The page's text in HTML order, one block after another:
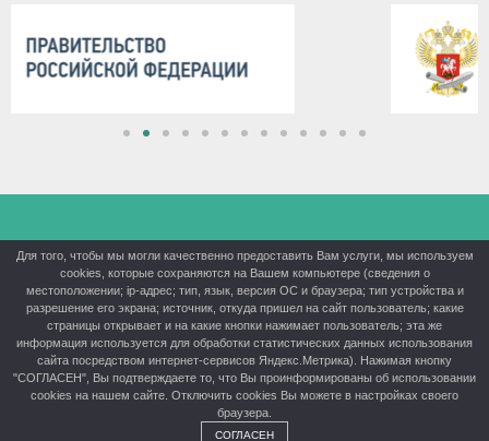
КГБПОУ «Красноярский аграрный техникум» ©® 2026
Политика конфиденциальности
Для того, чтобы мы могли качественно предоставить Вам услуги, мы используем
cookies, которые сохраняются на Вашем компьютере (сведения о
местоположении; ip-адрес; тип, язык, версия ОС и браузера; тип устройства и
разрешение его экрана; источник, откуда пришел на сайт пользователь; какие
страницы открывает и на какие кнопки нажимает пользователь; эта же
информация используется для обработки статистических данных использования
сайта посредством интернет-сервисов Яндекс.Метрика). Нажимая кнопку
"СОГЛАСЕН", Вы подтверждаете то, что Вы проинформированы об использовании
cookies на нашем сайте. Отключить cookies Вы можете в настройках своего
браузера.
СОГЛАСЕН